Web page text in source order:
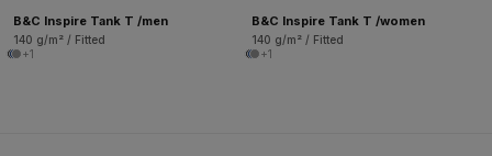
B&C Inspire Tank T /men
140 g/m² / Fitted
+1
B&C Inspire Tank T /women
140 g/m² / Fitted
+1